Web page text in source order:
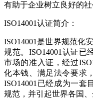
有助于企业树立良好的社
ISO14001认证简介：
ISO14001是世界规范化
规范。ISO14001认证已
市场的准入证，经过
化本钱、满足法令要求
ISO14001已经成为一套
规范，并引起世界各国